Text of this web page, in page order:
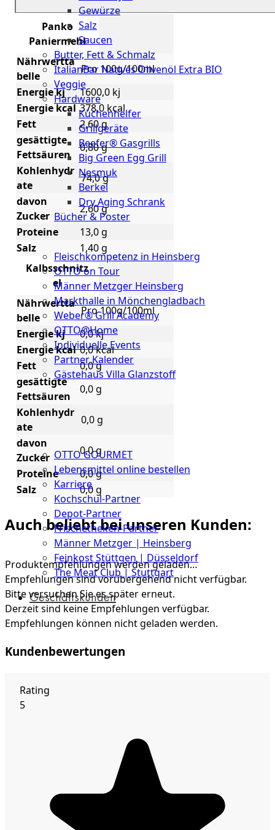
Gewürze
Salz
Saucen
Butter, Fett & Schmalz
ItalianBar Natives Olivenöl Extra BIO
Veggie
Hardware
Küchenhelfer
Grillgeräte
Beefer® Gasgrills
Big Green Egg Grill
Nesmuk
Berkel
Dry Aging Schrank
Bücher & Poster
Events
Fleischkompetenz in Heinsberg
OTTO on Tour
Männer Metzger Heinsberg
Markthalle in Mönchengladbach
Weber® Grill Academy
OTTO@Home
Individuelle Events
Partner Kalender
Gästehaus Villa Glanzstoff
Gutscheine
Über
uns
OTTO GOURMET
Lebensmittel online bestellen
Karriere
Kochschul-Partner
Depot-Partner
Frischetheken-Partner
Männer Metzger | Heinsberg
Feinkost Stüttgen | Düsseldorf
The Meat Club | Stuttgart
Geschäftskunden
Panko
Paniermehl
Nährwertta
belle
Pro 100g/100ml
Energie kj
1600,0 kj
Energie kcal 378,0 kcal
Fett
2,60 g
gesättigte
Fettsäuren
0,80 g
Kohlenhydr
ate
74,0 g
davon
Zucker
2,60 g
Proteine
13,0 g
Salz
1,40 g
Kalbsschnitz
el
Nährwertta
belle
Pro 100g/100ml
Energie kj
0,0 kj
Energie kcal 0,0 kcal
Fett
0,0 g
gesättigte
Fettsäuren
0,0 g
Kohlenhydr
ate
0,0 g
davon
Zucker
0,0 g
Proteine
0,0 g
Salz
0,0 g
Auch beliebt bei unseren Kunden:
Produktempfehlungen werden geladen…
Empfehlungen sind vorübergehend nicht verfügbar.
Bitte versuchen Sie es später erneut.
Derzeit sind keine Empfehlungen verfügbar.
Empfehlungen können nicht geladen werden.
Kundenbewertungen
Rating
5